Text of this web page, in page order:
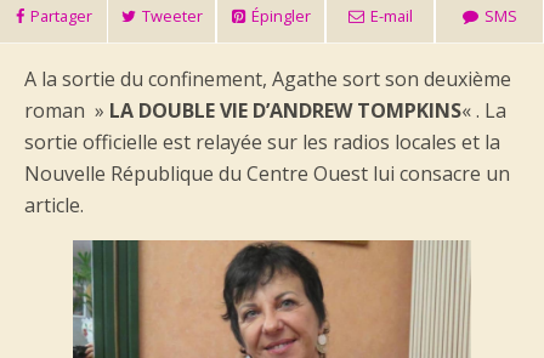
Partager Tweeter Épingler E-mail SMS
A la sortie du confinement, Agathe sort son deuxième
roman » LA DOUBLE VIE D’ANDREW TOMPKINS« . La
sortie officielle est relayée sur les radios locales et la
Nouvelle République du Centre Ouest lui consacre un
article.